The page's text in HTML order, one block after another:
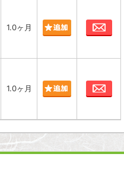
1.0ヶ月 お
1.0ヶ月 お